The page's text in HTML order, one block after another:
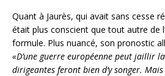
Quant à Jaurès, qui avait sans cesse
était plus conscient que tout autre de
formule. Plus nuancé, son pronostic
«D’une guerre européenne peut jaillir
dirigeantes feront bien d’y songer.